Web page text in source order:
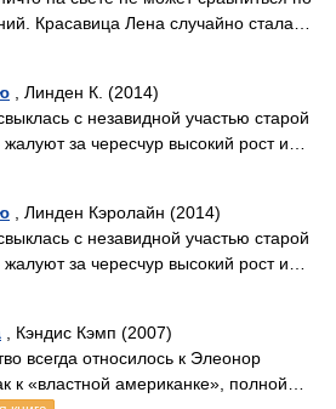
Красавица Лена случайно стала…
, Линден К. (2014)
с незавидной участью старой
за чересчур высокий рост и…
, Линден Кэролайн (2014)
с незавидной участью старой
за чересчур высокий рост и…
, Кэндис Кэмп (2007)
всегда относилось к Элеонор
к «властной американке», полной…